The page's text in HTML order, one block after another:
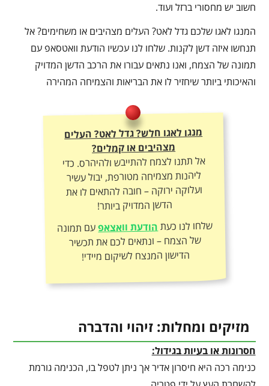
חשוב יש מחסורי ברזל ועוד.
המנגו לאגו שלכם גדל לאט? העלים מצהיבים או משחימים? אל
תנחשו איזה דשן לקנות. שלחו לנו עכשיו הודעת וואטסאפ עם
תמונה של הצמח, ואנו נתאים עבורו את הרכב הדשן המדויק
והאיכותי ביותר שיחזיר לו את הבריאות והצמיחה המהירה
מנגו לאגו חלש? גדל לאט? העלים
מצהיבים או קמלים?
אל תתנו לצמח להתייבש ולהיהרס. כדי
ליהנות מצמיחה מטורפת, יבול עשיר
ועלוקה ירוקה – חובה להתאים לו את
הדשן המדויק ביותר!
שלחו לנו כעתהודעת וואצאפעם תמונה
של הצמח – ונתאים לכם את תכשיר
הדישון המנצח לשיקום מיידי!
מזיקים ומחלות: זיהוי והדברה
חסרונות או בעיות בגידול:
כנימה רכה היא חיסרון אדיר אך ניתן לטפל בו, הכנימה גורמת